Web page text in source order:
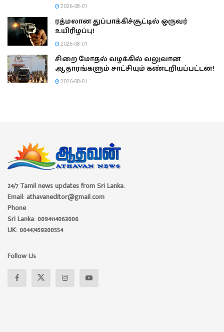
2026-08-01
ரத்மலான துப்பாக்கிச்சூட்டில் ஒருவர்
உயிரிழப்பு!
2026-08-01
சிறை மோதல் வழக்கில் வலுவான
ஆதாரங்களும் சாட்சியும் கண்டறியப்பட்டன!
2026-08-01
24/7 Tamil news updates from Sri Lanka.
Email: athavaneditor@gmail.com
Phone
Sri Lanka: 0094114063006
UK: 00447459300554
Follow Us